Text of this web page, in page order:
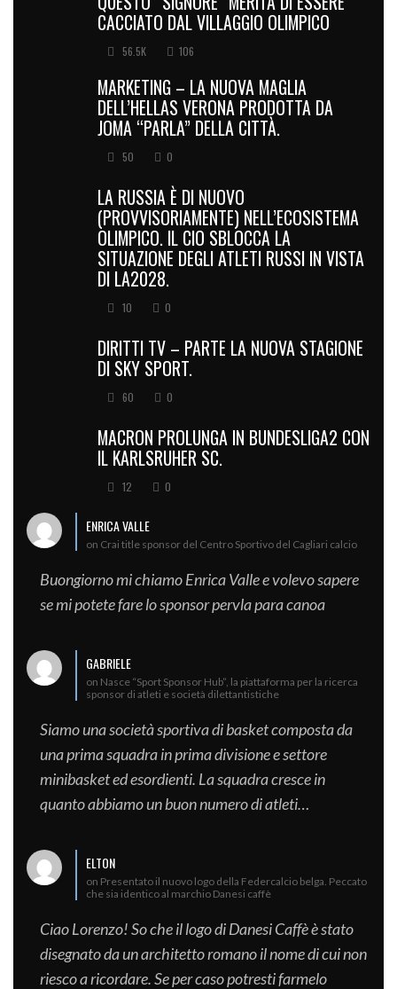
CACCIATO DAL VILLAGGIO OLIMPICO
56.5K 106
MARKETING – LA NUOVA MAGLIA
DELL’HELLAS VERONA PRODOTTA DA
JOMA “PARLA” DELLA CITTÀ.
50 0
LA RUSSIA È DI NUOVO
(PROVVISORIAMENTE) NELL’ECOSISTEMA
OLIMPICO. IL CIO SBLOCCA LA
SITUAZIONE DEGLI ATLETI RUSSI IN VISTA
DI LA2028.
10 0
DIRITTI TV – PARTE LA NUOVA STAGIONE
DI SKY SPORT.
60 0
MACRON PROLUNGA IN BUNDESLIGA2 CON
IL KARLSRUHER SC.
12 0
ENRICA VALLE
on Crai title sponsor del Centro Sportivo del Cagliari calcio
Buongiorno mi chiamo Enrica Valle e volevo sapere
se mi potete fare lo sponsor pervla para canoa
GABRIELE
on Nasce “Sport Sponsor Hub”, la piattaforma per la ricerca
sponsor di atleti e società dilettantistiche
Siamo una società sportiva di basket composta da
una prima squadra in prima divisione e settore
minibasket ed esordienti. La squadra cresce in
quanto abbiamo un buon numero di atleti…
ELTON
on Presentato il nuovo logo della Federcalcio belga. Peccato
che sia identico al marchio Danesi caffè
Ciao Lorenzo! So che il logo di Danesi Caffè è stato
disegnato da un architetto romano il nome di cui non
riesco a ricordare. Se per caso potresti farmelo